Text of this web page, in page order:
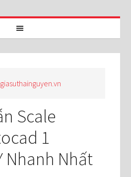
giasuthainguyen.vn
Scale
1
Nhanh Nhất